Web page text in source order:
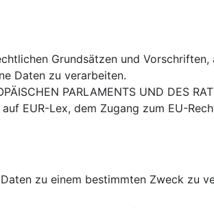
Grundsätzen und Vorschriften,
Daten zu verarbeiten.
PARLAMENTS UND DES
EUR-Lex, dem Zugang zum EU-
zu einem bestimmten Zweck zu